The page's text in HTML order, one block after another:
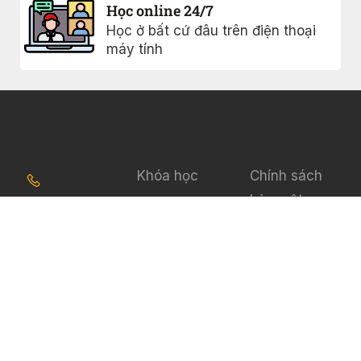
Học online 24/7
Học ở bất cứ đâu trên điện thoại
máy tính
Khóa học
Chính sách
bảo mật